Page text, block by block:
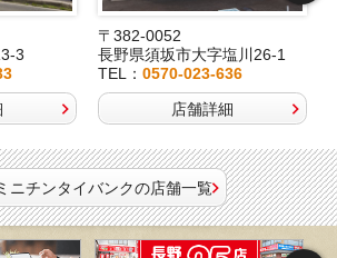
3
〒382-0052
長野県須坂市大字塩川26-1
TEL：0570-023-636
店舗詳細
ニチンタイバンクの店舗一覧